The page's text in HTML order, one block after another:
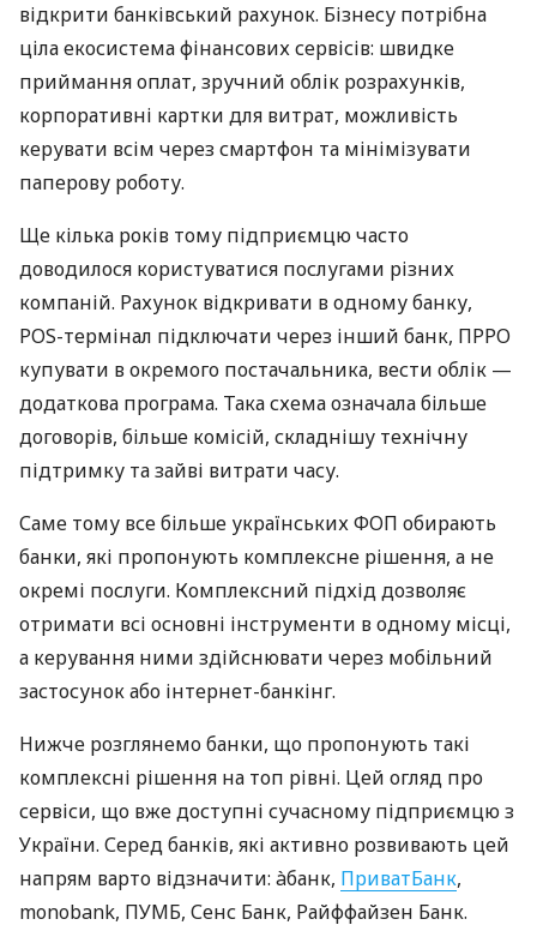
відкрити банківський рахунок. Бізнесу потрібна
ціла екосистема фінансових сервісів: швидке
приймання оплат, зручний облік розрахунків,
корпоративні картки для витрат, можливість
керувати всім через смартфон та мінімізувати
паперову роботу.
Ще кілька років тому підприємцю часто
доводилося користуватися послугами різних
компаній. Рахунок відкривати в одному банку,
POS-термінал підключати через інший банк, ПРРО
купувати в окремого постачальника, вести облік —
додаткова програма. Така схема означала більше
договорів, більше комісій, складнішу технічну
підтримку та зайві витрати часу.
Саме тому все більше українських ФОП обирають
банки, які пропонують комплексне рішення, а не
окремі послуги. Комплексний підхід дозволяє
отримати всі основні інструменти в одному місці,
а керування ними здійснювати через мобільний
застосунок або інтернет-банкінг.
Нижче розглянемо банки, що пропонують такі
комплексні рішення на топ рівні. Цей огляд про
сервіси, що вже доступні сучасному підприємцю з
України. Серед банків, які активно розвивають цей
напрям варто відзначити: àбанк, ПриватБанк,
monobank, ПУМБ, Сенс Банк, Райффайзен Банк.